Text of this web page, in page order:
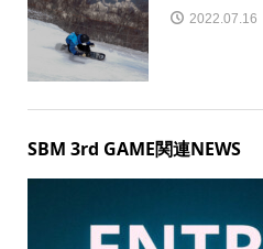
2022.07.16
SBM 3rd GAME関連NEWS